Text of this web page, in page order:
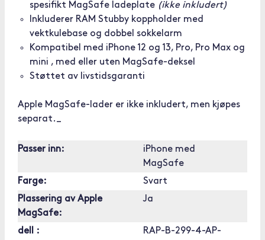
spesifikt MagSafe ladeplate (ikke inkludert)
Inkluderer RAM Stubby koppholder med
vektkulebase og dobbel sokkelarm
Kompatibel med iPhone 12 og 13, Pro, Pro Max og
mini , med eller uten MagSafe-deksel
Støttet av livstidsgaranti
Apple MagSafe-lader er ikke inkludert, men kjøpes
separat._
Passer inn:
iPhone med
MagSafe
Farge:
Svart
Plassering av Apple
MagSafe:
Ja
dell :
RAP-B-299-4-AP-